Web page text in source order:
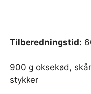
Tilberedningstid:
900 g oksekød,
stykker